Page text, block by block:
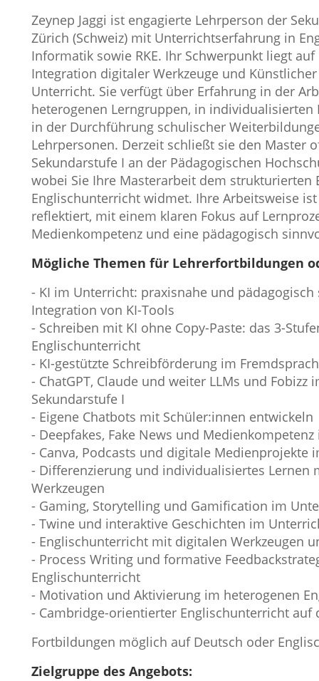
Zeynep Jaggi ist engagierte Lehrperson der
Zürich (Schweiz) mit Unterrichtserfahrung in
Informatik sowie RKE. Ihr Schwerpunkt liegt
Integration digitaler Werkzeuge und
Unterricht. Sie verfügt über Erfahrung in der
heterogenen Lerngruppen, in individualisierten
in der Durchführung schulischer
Lehrpersonen. Derzeit schließt sie den Master
Sekundarstufe I an der Pädagogischen
wobei Sie Ihre Masterarbeit dem strukturierten
Englischunterricht widmet. Ihre Arbeitsweise
reflektiert, mit einem klaren Fokus auf
Medienkompetenz und eine pädagogisch
Mögliche Themen für Lehrerfortbildungen
- KI im Unterricht: praxisnahe und pädagogisch
Integration von KI-Tools
- Schreiben mit KI ohne Copy-Paste: das 3-
Englischunterricht
- KI-gestützte Schreibförderung im
- ChatGPT, Claude und weiter LLMs und Fobizz
Sekundarstufe I
- Eigene Chatbots mit Schüler:innen entwickeln
- Deepfakes, Fake News und
- Canva, Podcasts und digitale Medienprojekte
- Differenzierung und individualisiertes Lernen
Werkzeugen
- Gaming, Storytelling und Gamification im
- Twine und interaktive Geschichten im
- Englischunterricht mit digitalen Werkzeugen
- Process Writing und formative
Englischunterricht
- Motivation und Aktivierung im heterogenen
- Cambridge-orientierter Englischunterricht auf
Fortbildungen möglich auf Deutsch oder
Zielgruppe des Angebots: